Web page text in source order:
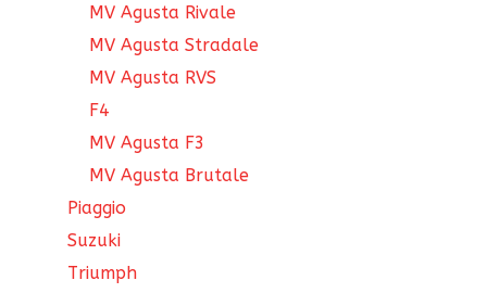
MV Agusta Rivale
MV Agusta Stradale
MV Agusta RVS
F4
MV Agusta F3
MV Agusta Brutale
Piaggio
Suzuki
Triumph